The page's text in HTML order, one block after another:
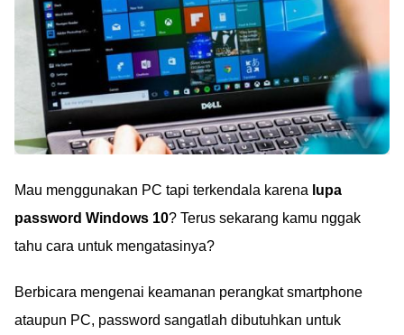
Mau menggunakan PC tapi terkendala karena lupa
password Windows 10? Terus sekarang kamu nggak
tahu cara untuk mengatasinya?
Berbicara mengenai keamanan perangkat smartphone
ataupun PC, password sangatlah dibutuhkan untuk